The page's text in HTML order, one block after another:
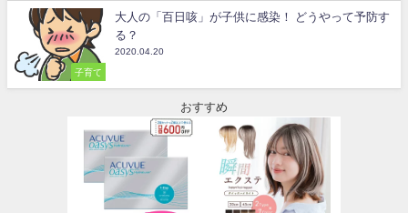
子育て
大人の「百日咳」が子供に感染！ どうやって予防す
る？
2020.04.20
おすすめ